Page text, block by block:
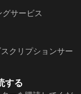
サービス
クリプションサー
する